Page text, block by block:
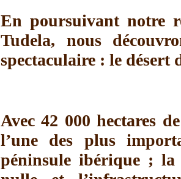
En poursuivant notre
Tudela, nous
spectaculaire : le désert
Avec 42 000 hectares
l’une des plus
péninsule ibérique ;